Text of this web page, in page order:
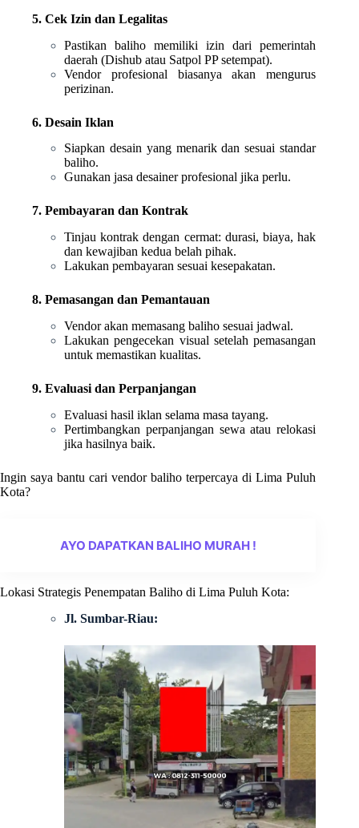
5. Cek Izin dan Legalitas
Pastikan baliho memiliki izin dari pemerintah
daerah (Dishub atau Satpol PP setempat).
Vendor profesional biasanya akan mengurus
perizinan.
6. Desain Iklan
Siapkan desain yang menarik dan sesuai standar
baliho.
Gunakan jasa desainer profesional jika perlu.
7. Pembayaran dan Kontrak
Tinjau kontrak dengan cermat: durasi, biaya, hak
dan kewajiban kedua belah pihak.
Lakukan pembayaran sesuai kesepakatan.
8. Pemasangan dan Pemantauan
Vendor akan memasang baliho sesuai jadwal.
Lakukan pengecekan visual setelah pemasangan
untuk memastikan kualitas.
9. Evaluasi dan Perpanjangan
Evaluasi hasil iklan selama masa tayang.
Pertimbangkan perpanjangan sewa atau relokasi
jika hasilnya baik.
Ingin saya bantu cari vendor baliho terpercaya di Lima Puluh
Kota?
AYO DAPATKAN BALIHO MURAH !
Lokasi Strategis Penempatan Baliho di Lima Puluh Kota:
Jl. Sumbar-Riau: